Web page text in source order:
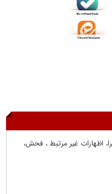
اظهارات غير مرتبط ، فحش،